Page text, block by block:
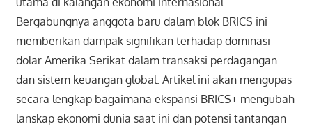
Bergabungnya anggota baru dalam blok BRICS ini
memberikan dampak signifikan terhadap dominasi
dolar Amerika Serikat dalam transaksi perdagangan
dan sistem keuangan global. Artikel ini akan mengupas
secara lengkap bagaimana ekspansi BRICS+ mengubah
lanskap ekonomi dunia saat ini dan potensi tantangan